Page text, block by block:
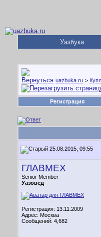
Уазбука
uazbuka.ru >
Регистрация
25.08.2015, 09:55
ГЛАВМЕХ
Senior Member
Уазовед
Регистрация: 13.11.2009
Адрес: Москва
Сообщений: 4,682